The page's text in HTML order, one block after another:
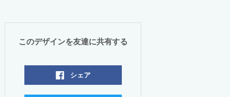
このデザインを友達に共有する
シェア